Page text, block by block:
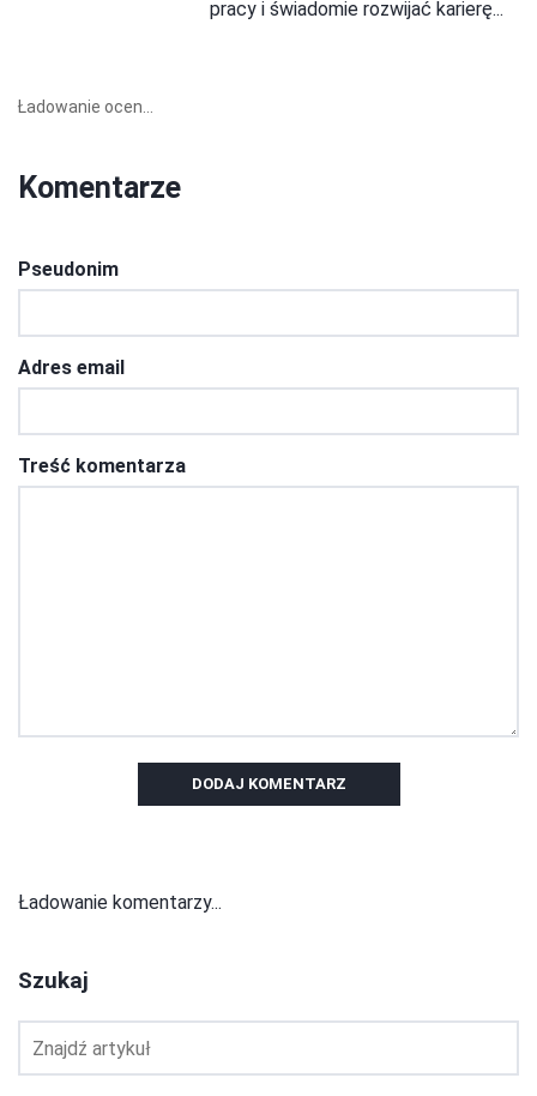
pracy i świadomie rozwijać karierę...
Ładowanie ocen...
Komentarze
Pseudonim
Adres email
Treść komentarza
DODAJ KOMENTARZ
Ładowanie komentarzy...
Szukaj